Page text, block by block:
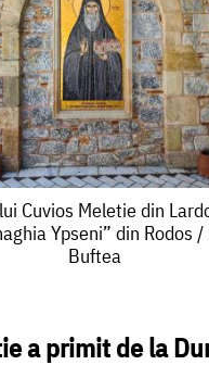
Cuvios Meletie din
Ypseni” din Rodos
Buftea
a primit de la